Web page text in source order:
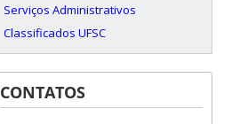
Serviços Administrativos
Classificados UFSC
CONTATOS